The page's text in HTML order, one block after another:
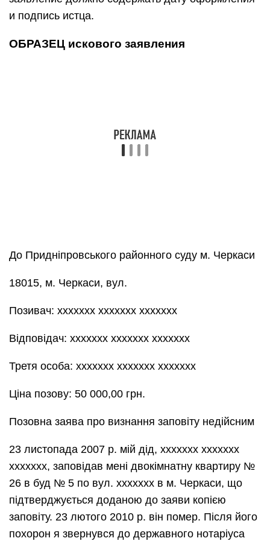
и подпись истца.
ОБРАЗЕЦ искового заявления
До Придніпровського районного суду м. Черкаси
18015, м. Черкаси, вул.
Позивач: ххххххх ххххххх ххххххх
Відповідач: ххххххх ххххххх ххххххх
Третя особа: ххххххх ххххххх ххххххх
Ціна позову: 50 000,00 грн.
Позовна заява про визнання заповіту недійсним
23 листопада 2007 р. мій дід, ххххххх ххххххх
ххххххх, заповідав мені двокімнатну квартиру №
26 в буд № 5 по вул. ххххххх в м. Черкаси, що
підтверджується доданою до заяви копією
заповіту. 23 лютого 2010 р. він помер. Після його
похорон я звернувся до державного нотаріуса